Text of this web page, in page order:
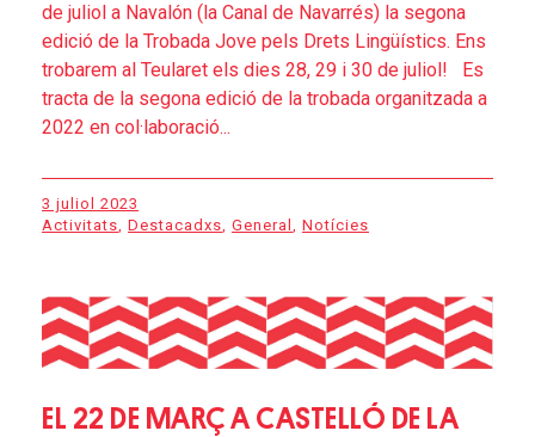
de juliol a Navalón (la Canal de Navarrés) la segona
edició de la Trobada Jove pels Drets Lingüístics. Ens
trobarem al Teularet els dies 28, 29 i 30 de juliol! Es
tracta de la segona edició de la trobada organitzada a
2022 en col·laboració...
3 juliol 2023
Activitats, Destacadxs, General , Notícies
EL 22 DE MARÇ A CASTELLÓ DE LA